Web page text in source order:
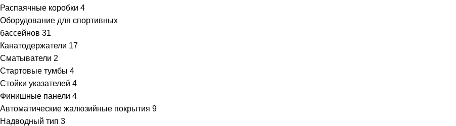
Распаячные коробки 4
Оборудование для спортивных
бассейнов 31
Канатодержатели 17
Сматыватели 2
Стартовые тумбы 4
Стойки указателей 4
Финишные панели 4
Автоматические жалюзийные покрытия 9
Надводный тип 3